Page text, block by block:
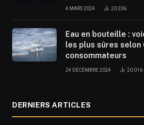
4 MARS 2024 20 206
Eau en bouteille :
les plus sûres selon
consommateurs
24 DÉCEMBRE 2024 20 016
DERNIERS ARTICLES